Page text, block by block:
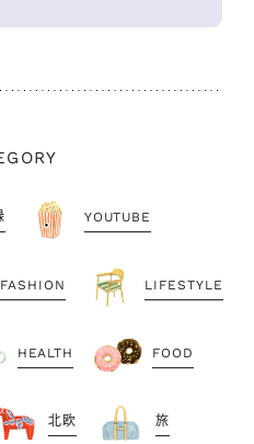
YOUTUBE
FASHION LIFESTYLE
HEALTH FOOD
北欧 旅